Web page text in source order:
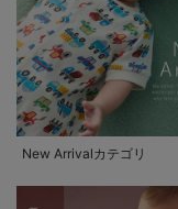
New Arrivalカテゴリ